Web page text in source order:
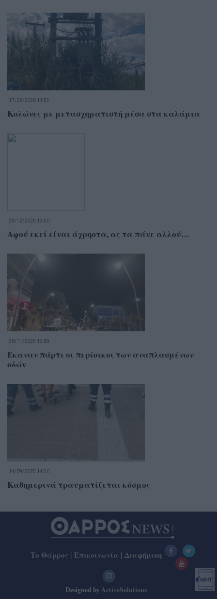
17/05/2026 11:53
Κολώνες με μετασχηματιστή μέσα στα καλάμια
28/12/2025 13:50
Αφού εκεί είναι άχρηστα, ας τα πάνε αλλού…
20/11/2025 12:58
Έκαναν πάρτι οι περίοικοι των αναπλασμένων
οδών
14/09/2025 14:30
Καθημερινά τραυματίζεται κόσμος
Το Θάρρος | Επικοινωνία | Διαφήμιση
Designed by ActiveSolutions